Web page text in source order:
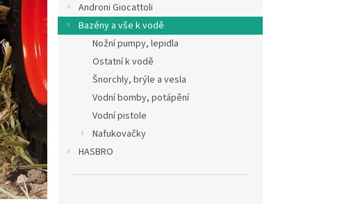
Androni Giocattoli
Bazény a vše k vodě
Nožní pumpy, lepidla
Ostatní k vodě
Šnorchly, brýle a vesla
Vodní bomby, potápění
Vodní pistole
Nafukovačky
HASBRO